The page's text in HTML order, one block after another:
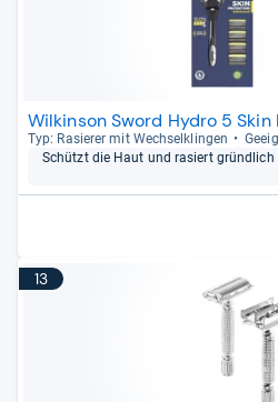
Wilkinson Sword Hydro 5
Typ: Rasie­rer mit Wech­sel­klin­gen
Schützt die Haut und rasiert gründ­lich
13